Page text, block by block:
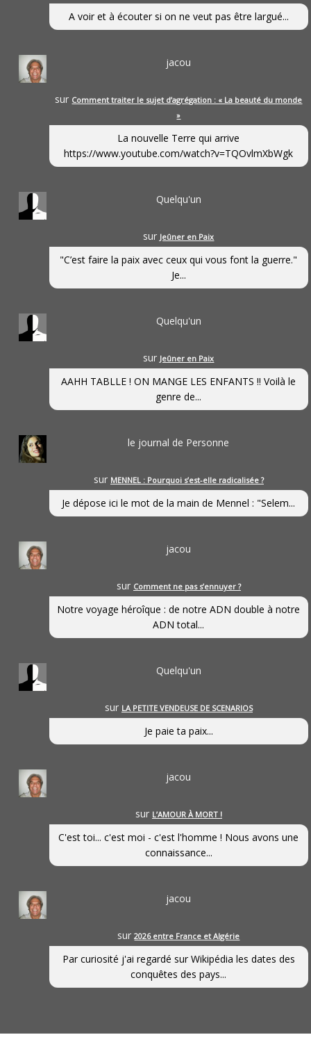
A voir et à écouter si on ne veut pas être largué...
jacou
sur Comment traiter le sujet d’agrégation : « La beauté du monde
»
La nouvelle Terre qui arrive
https://www.youtube.com/watch?v=TQOvlmXbWgk
Quelqu'un
sur Jeûner en Paix
"C’est faire la paix avec ceux qui vous font la guerre."
Je...
Quelqu'un
sur Jeûner en Paix
AAHH TABLLE ! ON MANGE LES ENFANTS !! Voilà le
genre de...
le journal de Personne
sur MENNEL : Pourquoi s’est-elle radicalisée ?
Je dépose ici le mot de la main de Mennel : "Selem...
jacou
sur Comment ne pas s’ennuyer ?
Notre voyage héroîque : de notre ADN double à notre
ADN total...
Quelqu'un
sur LA PETITE VENDEUSE DE SCENARIOS
Je paie ta paix...
jacou
sur L’AMOUR À MORT !
C'est toi... c'est moi - c'est l'homme ! Nous avons une
connaissance...
jacou
sur2026 entre France et Algérie
Par curiosité j'ai regardé sur Wikipédia les dates des
conquêtes des pays...